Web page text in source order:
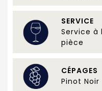
SERVICE
Service
pièce
CÉPAGES
Pinot Noir